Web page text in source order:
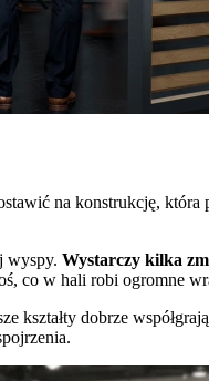
na konstrukcję,
wyspy. Wystarczy kilka
co w hali robi ogromne
dobrze